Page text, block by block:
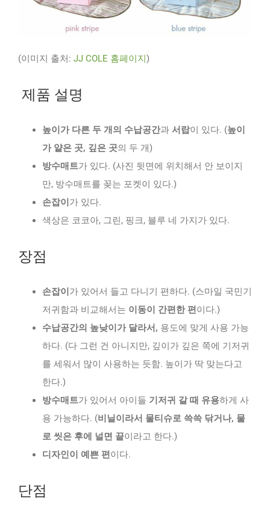
(이미지 출처: JJ COLE 홈페이지)
제품 설명
높이가 다른 두 개의 수납공간과 서랍이 있다. (높이
가 얕은 곳, 깊은 곳의 두 개)
방수매트가 있다. (사진 뒷면에 위치해서 안 보이지
만, 방수매트를 꽂는 포켓이 있다.)
손잡이 가 있다.
색상은 코코아, 그린, 핑크, 블루 네 가지가 있다.
장점
손잡이 가 있어서 들고 다니기 편하다. (스마일 국민기
저귀함과 비교해서는 이동이 간편한 편이다.)
수납공간의 높낮이가 달라서, 용도에 맞게 사용 가능
하다. (다 그런 건 아니지만, 깊이가 깊은 쪽에 기저귀
를 세워서 많이 사용하는 듯함. 높이가 딱 맞는다고
한다.)
방수매트가 있어서 아이들 기저귀 갈 때 유용하게 사
용 가능하다. (비닐이라서 물티슈로 쓱쓱 닦거나, 물
로 씻은 후에 널면 끝이라고 한다.)
디자인이 예쁜 편이다.
단점